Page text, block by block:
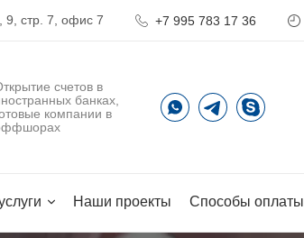
9, стр. 7, офис 7 +7 995 783 17 36
счетов в
банках,
компании в
Наши проекты Способы оплаты